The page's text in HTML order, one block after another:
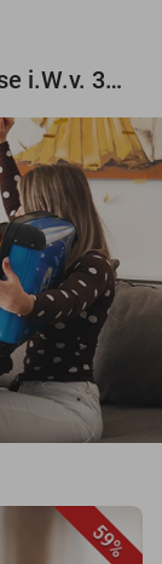
Hol Dir die Chance, eine Traumreise i.W.v. 3.000 € zu gewinnen!
59%